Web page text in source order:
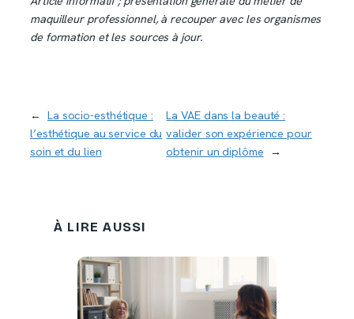
maquilleur professionnel, à recouper avec les organismes
de formation et les sources à jour.
← La socio-esthétique :
l’esthétique au service du
soin et du lien
La VAE dans la beauté :
valider son expérience pour
obtenir un diplôme
→
À LIRE AUSSI